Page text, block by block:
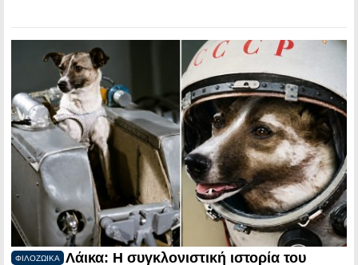
ΦΙΛΟΖΩΙΚΑ
Λάικα: Η συγκλονιστική ιστορία του